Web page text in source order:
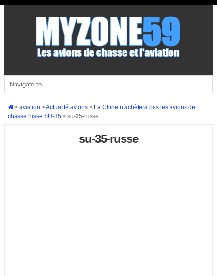
> aviation >Actualité avions> La Chine n’achètera pas les avions de
chasse russe SU-35> su-35-russe
su-35-russe